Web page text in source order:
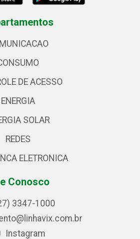
DE ACESSO
ENERGIA
SOLAR
REDES
ELETRONICA
Conosco
3347-1000
Instagram